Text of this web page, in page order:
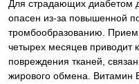
Для страдающих диабетом
опасен из-за повышенной
тромбообразованию. Прием
четырех месяцев приводит
повреждения тканей,
жирового обмена. Витамин